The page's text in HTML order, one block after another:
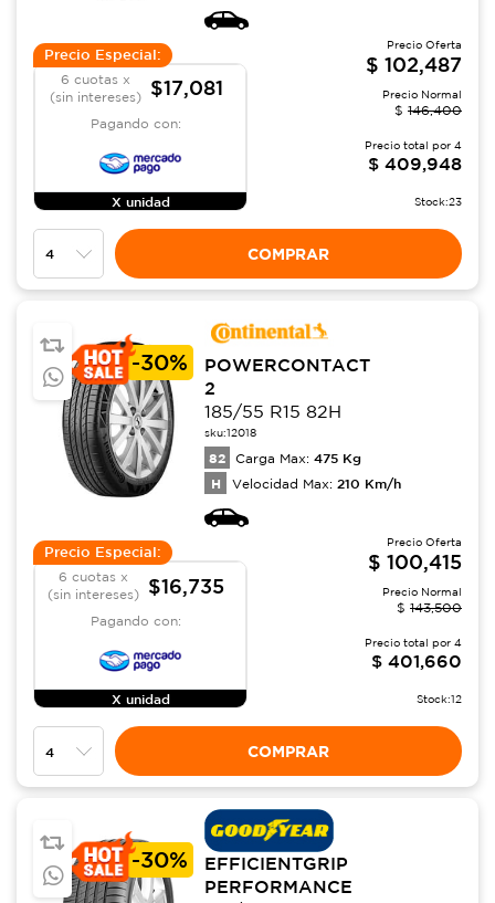
Precio Especial:
6 cuotas x
(sin intereses)
$17,081
Pagando con:
X unidad
Precio Oferta
$ 102,487
Precio Normal
$ 146,400
Precio total por 4
$ 409,948
Stock:23
COMPRAR
-30%
POWERCONTACT
2
185/55 R15 82H
sku:12018
82 Carga Max: 475 Kg
H Velocidad Max: 210 Km/h
Precio Especial:
6 cuotas x
(sin intereses)
$16,735
Pagando con:
X unidad
Precio Oferta
$ 100,415
Precio Normal
$ 143,500
Precio total por 4
$ 401,660
Stock:12
COMPRAR
-30%
EFFICIENTGRIP
PERFORMANCE